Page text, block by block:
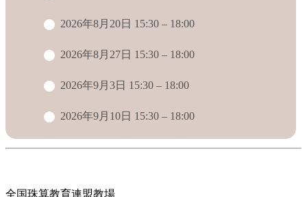
2026年8月20日 15:30 – 18:00
2026年8月27日 15:30 – 18:00
2026年9月3日 15:30 – 18:00
2026年9月10日 15:30 – 18:00
全国珠算教育連盟教場